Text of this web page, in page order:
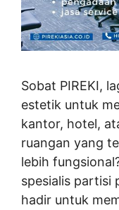
Sobat PIREKI,
estetik untuk
kantor, hotel,
ruangan yang
lebih
spesialis partisi
hadir untuk